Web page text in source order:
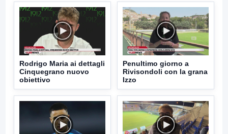
Rodrigo Maria ai dettagli
Cinquegrano nuovo
obiettivo
Penultimo giorno a
Rivisondoli con la grana
Izzo